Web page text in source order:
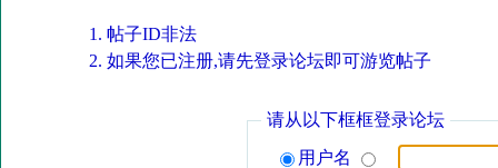
帖子ID非法
如果您已注册,请先登录论坛即可游览帖子
请从以下框框登录论坛
用户名